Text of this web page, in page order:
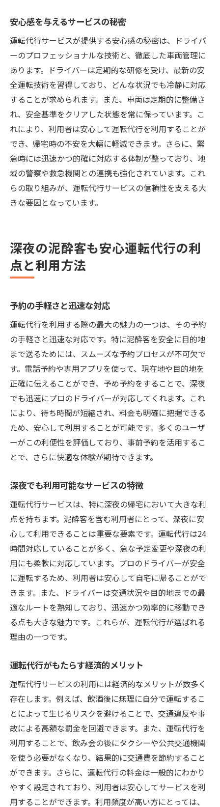
安心感を与えるサービスの秘密
運転代行サービスが提供する安心感の秘密は、ドライバ
ーのプロフェッショナルな技術と、徹底した車両管理に
あります。ドライバーは定期的な研修を受け、最新の安
全運転技術を習得しており、どんな状況でも冷静に対応
することが求められます。また、車両は定期的に整備さ
れ、安全基準をクリアした状態を常に保っています。こ
れにより、利用者は安心して運転代行を利用することが
でき、帰宅時の不安を大幅に軽減できます。さらに、緊
急時には迅速かつ的確に対応する体制が整っており、地
域の警察や救急機関との連携も強化されています。これ
らの取り組みが、運転代行サービスの信頼性を支える大
きな要因となっています。
深夜の泥酔客も安心運転代行の利
点と利用方法
予約の手軽さと迅速な対応
運転代行を利用する際の最大の魅力の一つは、その予約
の手軽さと迅速な対応です。特に泥酔客を安全に目的地
まで送るためには、スムーズな予約プロセスが不可欠で
す。電話予約や専用アプリを使って、現在地や目的地を
正確に伝えることができ、予め予約をすることで、深夜
でも迅速にプロのドライバーが対応してくれます。これ
により、待ち時間が短縮され、料金も明確に把握できる
ため、安心して利用することが可能です。多くのユーザ
ーがこの利便性を評価しており、事前予約を活用するこ
とで、さらに快適な体験が期待できます。
深夜でも利用可能なサービスの特徴
運転代行サービスは、特に深夜の帰宅において大きな利
点を持ちます。泥酔客を含む利用者にとって、深夜に安
心して利用できることは重要な要素です。運転代行は24
時間対応していることが多く、急な予定変更や深夜の利
用にも柔軟に対応しています。プロのドライバーが安全
に運転するため、利用者は安心して自宅に帰ることがで
きます。また、ドライバーは交通状況や目的地までの最
適なルートを熟知しており、迅速かつ効率的に移動でき
る点も大きな魅力です。これらが、運転代行が選ばれる
理由の一つです。
運転代行がもたらす経済的メリット
運転代行サービスの利用には経済的なメリットが数多く
存在します。例えば、飲酒後に無理に自分で運転するこ
とによって生じるリスクを避けることで、交通違反や事
故による高額な罰金を回避できます。また、運転代行を
利用することで、飲み会の後にタクシーや公共交通機関
を使う必要がなくなり、結果的に交通費を節約すること
ができます。さらに、運転代行の料金は一般的にわかり
やすく設定されており、利用者は安心してサービスを利
用することができます。利用頻度が高い方にとっては、